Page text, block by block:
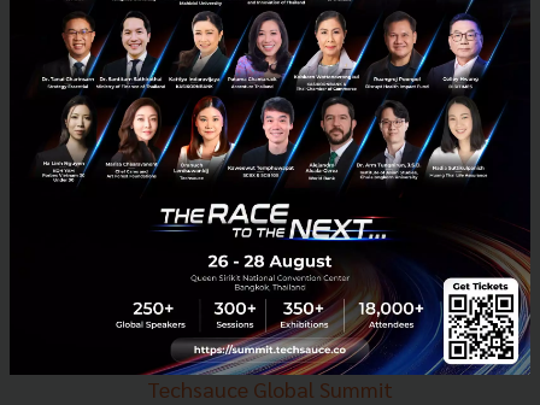
E-mail :contact@techsauce.co
Tel : 02-001-5375
Mobile : 06-4658-9500
Techsauce Media
About Techsauce
Techsauce Services
Privacy Policy
ส่งบทความ
Techsauce Global Summit